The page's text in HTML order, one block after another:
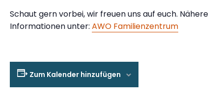
Schaut gern vorbei, wir freuen uns auf euch. Nähere
Informationen unter: AWO Familienzentrum
Zum Kalender hinzufügen